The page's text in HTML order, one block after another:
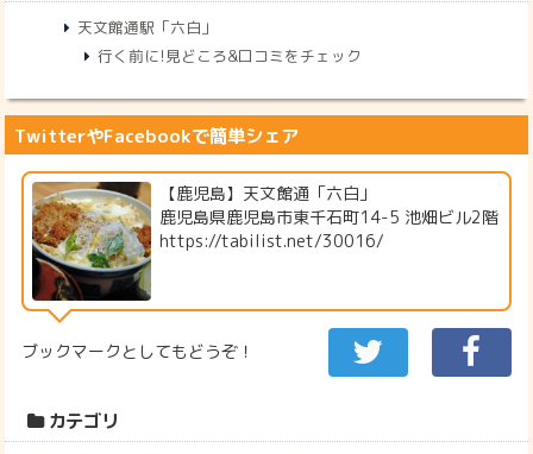
天文館通駅「六白」
行く前に!見どころ&口コミをチェック
TwitterやFacebookで簡単シェア
【鹿児島】天文館通「六白」
鹿児島県鹿児島市東千石町14-5 池畑ビル2階
https://tabilist.net/30016/
ブックマークとしてもどうぞ！
カテゴリ